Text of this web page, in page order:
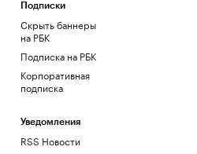
Подписки
Скрыть баннеры
на РБК
Подписка на РБК
Корпоративная
подписка
Уведомления
RSS Новости